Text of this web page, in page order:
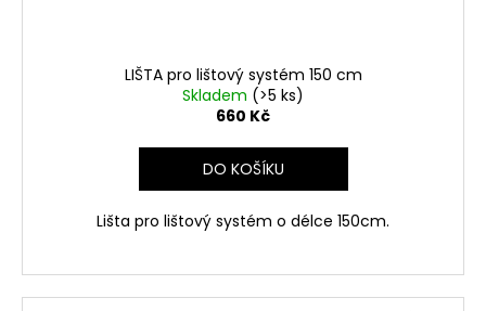
LIŠTA pro lištový systém 150 cm
Skladem (>5 ks)
660 Kč
DO KOŠÍKU
Lišta pro lištový systém o délce 150cm.